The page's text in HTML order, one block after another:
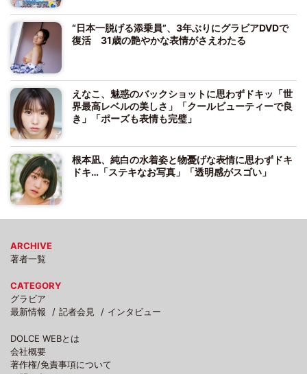
“日本一脱げる添乗員”、3年ぶりにグラビアDVDで
復活 31歳の艶やかな表情がさえわたる
えなこ、魅惑のバックショットに思わずドキッ「世
界最高レベルの美しさ」「クールビューティーで良
き」「ポーズも表情も完璧」
根本凪、純白の水着姿と物憂げな表情に思わずドキ
ドキ…「ステキなお写真」「透明感がスゴい」
ARCHIVE
著者一覧
CATEGORY
グラビア
最新情報
記者会見 インタビュー
DOLCE WEBとは
会社概要
著作権/免責事項について